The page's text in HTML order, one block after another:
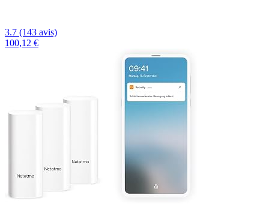
3.7 (143 avis)
100,12 €